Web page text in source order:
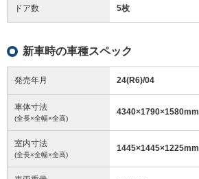
ドア数 5枚
新車時の車種スペック
発売年月 24(R6)/04
車体寸法
(全長×全幅×全高)
4340×1790×1580mm
室内寸法
(全長×全幅×全高)
1445×1445×1225mm